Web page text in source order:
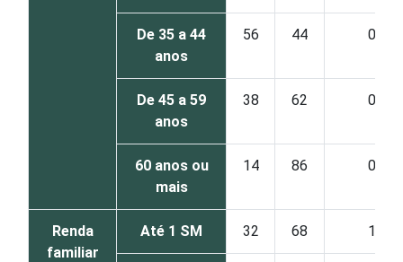
De 35 a 44
anos
56 44 0
De 45 a 59
anos
38 62 0
60 anos ou
mais
14 86 0
Renda
familiar
Até 1 SM 32 68 1